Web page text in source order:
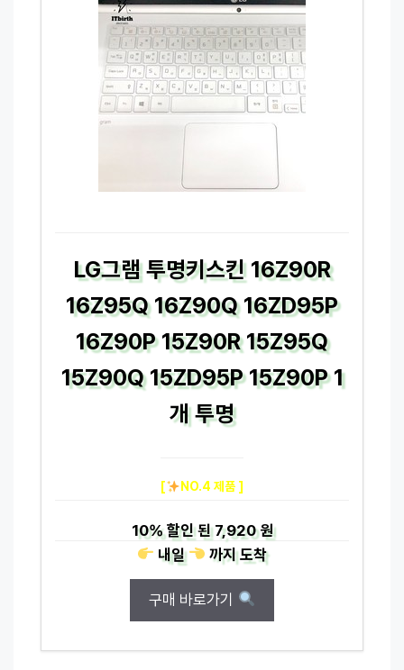
LG그램 투명키스킨 16Z90R
16Z95Q 16Z90Q 16ZD95P
16Z90P 15Z90R 15Z95Q
15Z90Q 15ZD95P 15Z90P 1
개 투명
[ NO.4 제품 ]
10%할인 된7,920 원
내일
까지도착
구매 바로가기